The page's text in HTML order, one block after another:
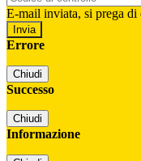
E-mail inviata, si prega di
Errore
Chiudi
Successo
Chiudi
Informazione